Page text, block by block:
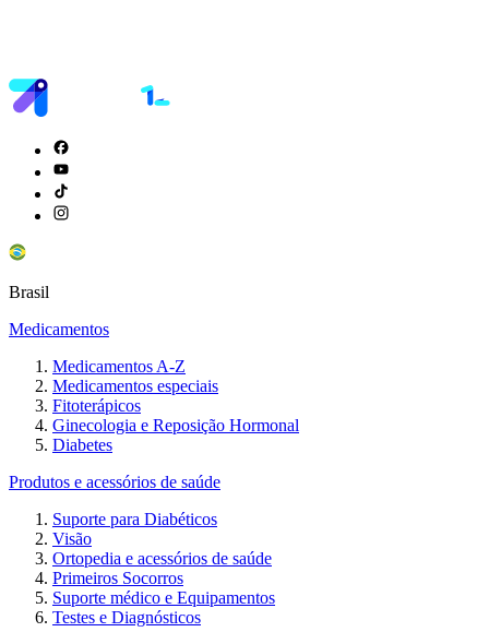
Brasil
Medicamentos
Medicamentos A-Z
Medicamentos especiais
Fitoterápicos
Ginecologia e Reposição Hormonal
Diabetes
Produtos e acessórios de saúde
Suporte para Diabéticos
Visão
Ortopedia e acessórios de saúde
Primeiros Socorros
Suporte médico e Equipamentos
Testes e Diagnósticos